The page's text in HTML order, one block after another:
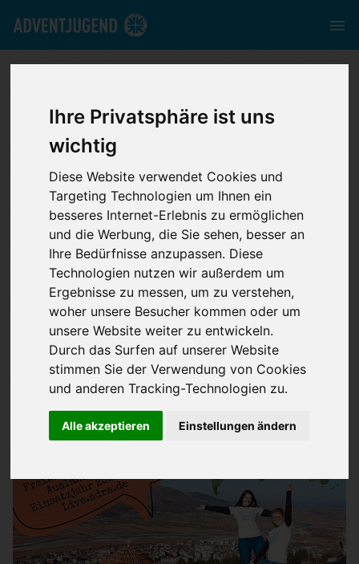
Ihre Privatsphäre ist uns
wichtig
Diese Website verwendet Cookies und
Targeting Technologien um Ihnen ein
besseres Internet-Erlebnis zu ermöglichen
und die Werbung, die Sie sehen, besser an
Ihre Bedürfnisse anzupassen. Diese
Technologien nutzen wir außerdem um
Ergebnisse zu messen, um zu verstehen,
woher unsere Besucher kommen oder um
unsere Website weiter zu entwickeln.
Durch das Surfen auf unserer Website
stimmen Sie der Verwendung von Cookies
und anderen Tracking-Technologien zu.
Alle akzeptieren Einstellungen ändern
Mit unseren News kannst du stets auf dem
laufenden bleiben.
Kategorie
Jahr